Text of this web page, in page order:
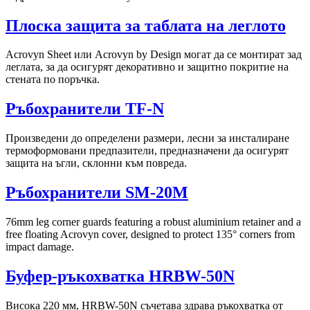
Плоска защита за таблата на леглото
Acrovyn Sheet или Acrovyn by Design могат да се монтират зад
леглата, за да осигурят декоративно и защитно покритие на
стената по поръчка.
Ръбохранители TF-N
Произведени до определени размери, лесни за инсталиране
термоформовани предпазители, предназначени да осигурят
защита на ъгли, склонни към повреда.
Ръбохранители SM-20M
76mm leg corner guards featuring a robust aluminium retainer and a
free floating Acrovyn cover, designed to protect 135° corners from
impact damage.
Буфер-ръкохватка HRBW-50N
Висока 220 мм, HRBW-50N съчетава здрава ръкохватка от